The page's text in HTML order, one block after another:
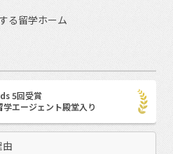
る留学ホーム
5回受賞
学エージェント殿堂入り